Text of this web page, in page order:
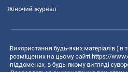
Жіночий журнал
Використання будь-яких матеріалів ( в
розміщених на цьому сайті https://
піддоменах, в будь-якому вигляді